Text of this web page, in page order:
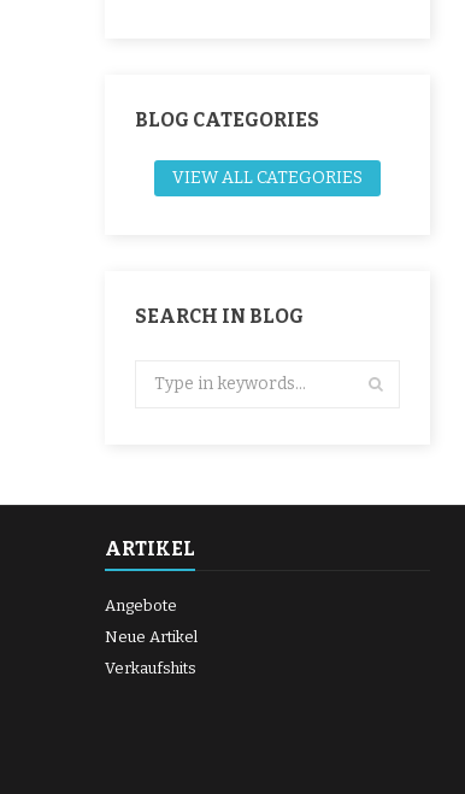
BLOG CATEGORIES
VIEW ALL CATEGORIES
SEARCH IN BLOG
ARTIKEL
Angebote
Neue Artikel
Verkaufshits